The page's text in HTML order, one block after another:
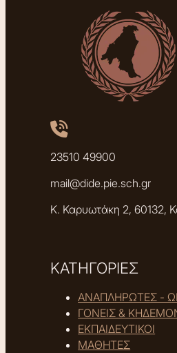
23510 49900
mail@dide.pie.sch.gr
Κ. Καρυωτάκη 2, 60132,
ΚΑΤΗΓΟΡΙΕΣ
ΑΝΑΠΛΗΡΩΤΕΣ -
ΓΟΝΕΙΣ &
ΕΚΠΑΙΔΕΥΤΙΚΟΙ
ΜΑΘΗΤΕΣ